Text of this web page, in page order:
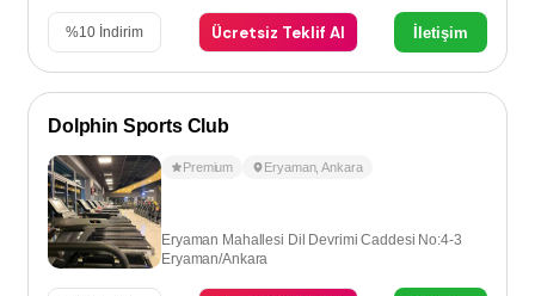
%10 İndirim Ücretsiz Teklif Al İletişim
Dolphin Sports Club
Premium Eryaman,Ankara
Eryaman Mahallesi Dil Devrimi Caddesi No:4-3
Eryaman/Ankara